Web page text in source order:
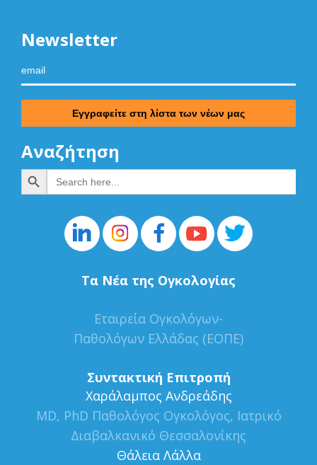
Newsletter
Αναζήτηση
Search
for:
Search Button
Τα Νέα της Ογκολογίας
Εταιρεία Ογκολόγων-
Παθολόγων Ελλάδας (ΕΟΠΕ)
Συντακτική Επιτροπή
Xαράλαμπος Ανδρεάδης
MD, PhD Παθολόγος Ογκολόγος, Ιατρικό
Διαβαλκανικό Θεσσαλονίκης
Θάλεια Λάλλα